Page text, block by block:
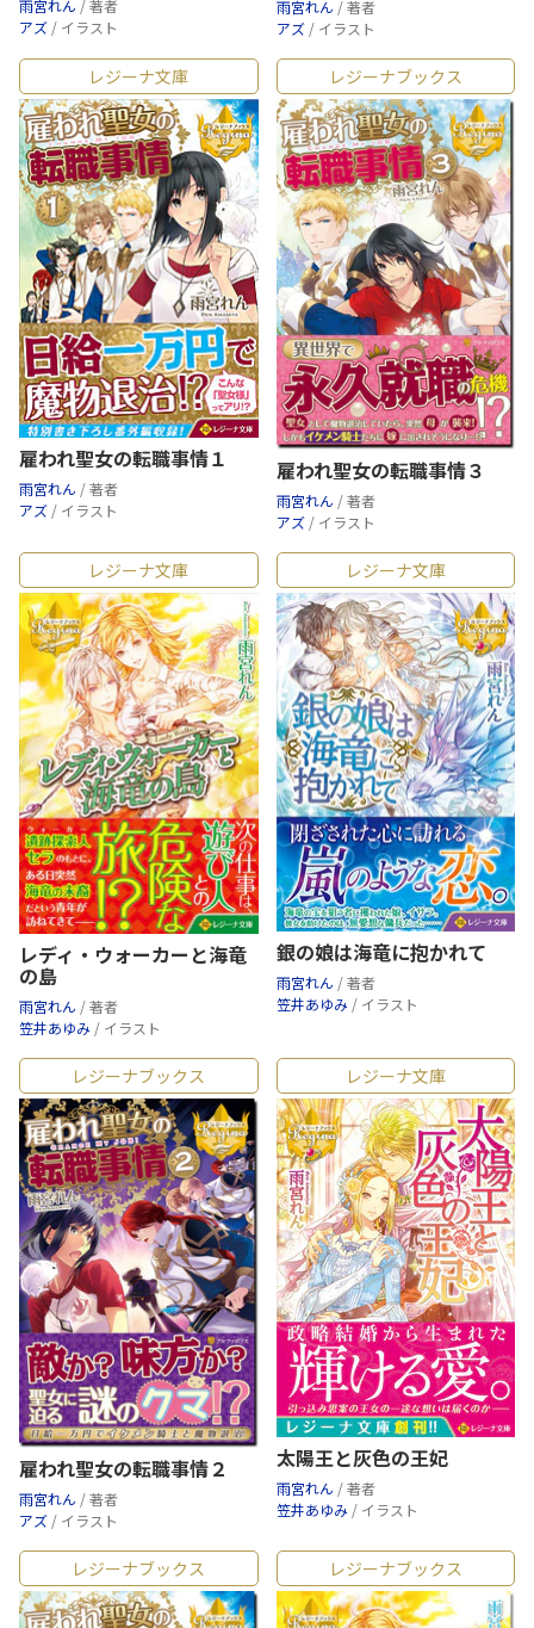
雨宮れん / 著者
アズ / イラスト
雨宮れん / 著者
アズ / イラスト
レジーナ文庫
雇われ聖女の転職事情１
雨宮れん / 著者
アズ / イラスト
レジーナブックス
雇われ聖女の転職事情３
雨宮れん / 著者
アズ / イラスト
レジーナ文庫
レディ・ウォーカーと海竜
の島
雨宮れん / 著者
笠井あゆみ / イラスト
レジーナ文庫
銀の娘は海竜に抱かれて
雨宮れん / 著者
笠井あゆみ / イラスト
レジーナブックス
雇われ聖女の転職事情２
雨宮れん / 著者
アズ / イラスト
レジーナ文庫
太陽王と灰色の王妃
雨宮れん / 著者
笠井あゆみ / イラスト
レジーナブックス レジーナブックス